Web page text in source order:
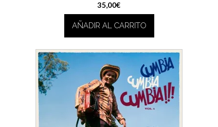
35,00€
AÑADIR AL CARRITO